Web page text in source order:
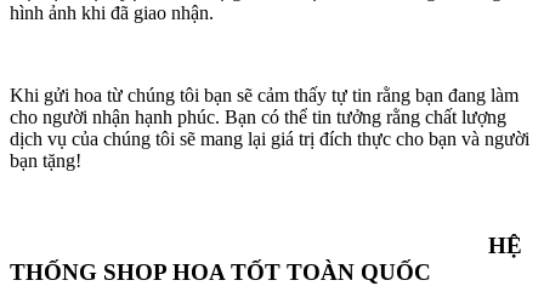
hình ảnh khi đã giao nhận.
Khi gửi hoa từ chúng tôi bạn sẽ cảm thấy tự tin rằng bạn đang làm
cho người nhận hạnh phúc. Bạn có thể tin tưởng rằng chất lượng
dịch vụ của chúng tôi sẽ mang lại giá trị đích thực cho bạn và người
bạn tặng!
HỆ
THỐNG SHOP HOA TỐT TOÀN QUỐC